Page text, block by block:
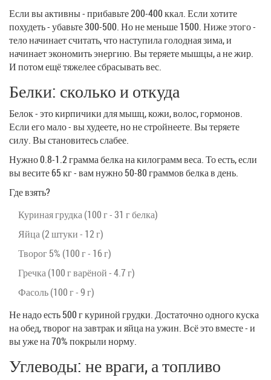
Если вы активны - прибавьте 200-400 ккал. Если хотите
похудеть - убавьте 300-500. Но не меньше 1500. Ниже этого -
тело начинает считать, что наступила голодная зима, и
начинает экономить энергию. Вы теряете мышцы, а не жир.
И потом ещё тяжелее сбрасывать вес.
Белки: сколько и откуда
Белок - это кирпичики для мышц, кожи, волос, гормонов.
Если его мало - вы худеете, но не стройнеете. Вы теряете
силу. Вы становитесь слабее.
Нужно 0.8-1.2 грамма белка на килограмм веса. То есть, если
вы весите 65 кг - вам нужно 50-80 граммов белка в день.
Где взять?
Куриная грудка (100 г - 31 г белка)
Яйца (2 штуки - 12 г)
Творог 5% (100 г - 16 г)
Гречка (100 г варёной - 4.7 г)
Фасоль (100 г - 9 г)
Не надо есть 500 г куриной грудки. Достаточно одного куска
на обед, творог на завтрак и яйца на ужин. Всё это вместе - и
вы уже на 70% покрыли норму.
Углеводы: не враги, а топливо